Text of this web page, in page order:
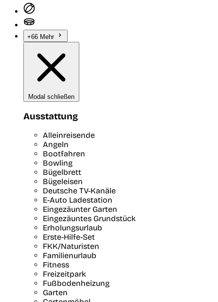
+66 Mehr
Modal schließen
Ausstattung
Alleinreisende
Angeln
Bootfahren
Bowling
Bügelbrett
Bügeleisen
Deutsche TV-Kanäle
E-Auto Ladestation
Eingezäunter Garten
Eingezäuntes Grundstück
Erholungsurlaub
Erste-Hilfe-Set
FKK/Naturisten
Familienurlaub
Fitness
Freizeitpark
Fußbodenheizung
Garten